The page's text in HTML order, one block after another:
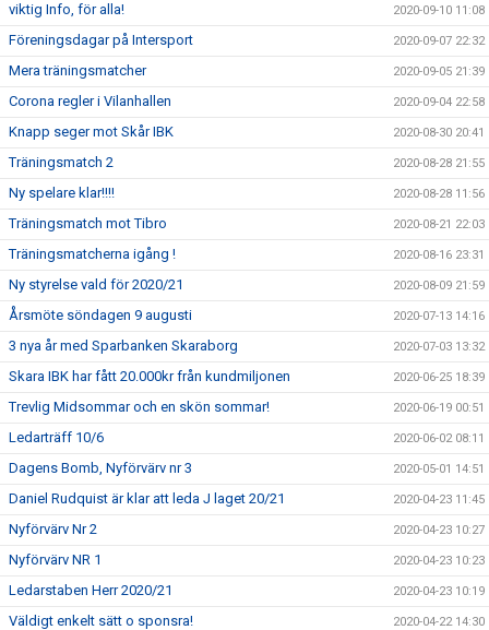
viktig Info, för alla! 2020-09-10 11:08
Föreningsdagar på Intersport 2020-09-07 22:32
Mera träningsmatcher 2020-09-05 21:39
Corona regler i Vilanhallen 2020-09-04 22:58
Knapp seger mot Skår IBK 2020-08-30 20:41
Träningsmatch 2 2020-08-28 21:55
Ny spelare klar!!!! 2020-08-28 11:56
Träningsmatch mot Tibro 2020-08-21 22:03
Träningsmatcherna igång ! 2020-08-16 23:31
Ny styrelse vald för 2020/21 2020-08-09 21:59
Årsmöte söndagen 9 augusti 2020-07-13 14:16
3 nya år med Sparbanken Skaraborg 2020-07-03 13:32
Skara IBK har fått 20.000kr från kundmiljonen 2020-06-25 18:39
Trevlig Midsommar och en skön sommar! 2020-06-19 00:51
Ledarträff 10/6 2020-06-02 08:11
Dagens Bomb, Nyförvärv nr 3 2020-05-01 14:51
Daniel Rudquist är klar att leda J laget 20/21 2020-04-23 11:45
Nyförvärv Nr 2 2020-04-23 10:27
Nyförvärv NR 1 2020-04-23 10:23
Ledarstaben Herr 2020/21 2020-04-23 10:19
Väldigt enkelt sätt o sponsra! 2020-04-22 14:30